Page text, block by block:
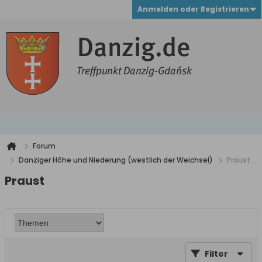
Anmelden oder Registrieren
Forum
Danziger Höhe und Niederung (westlich der Weichsel)
Praust
Praust
Filter